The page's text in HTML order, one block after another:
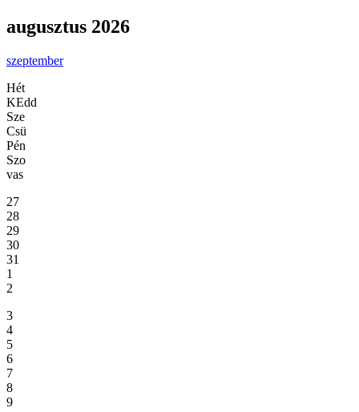
augusztus 2026
szeptember
Hét
KEdd
Sze
Csü
Pén
Szo
vas
27
28
29
30
31
1
2
3
4
5
6
7
8
9